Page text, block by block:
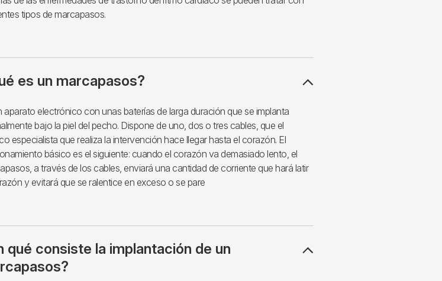
tipos de marcapasos.
es un marcapasos?
aparato electrónico con unas baterías de larga duración que se implanta
bajo la piel del pecho. Dispone de uno, dos o tres cables, que el
especialista que realiza la intervención hace llegar hasta el corazón. El
básico es el siguiente: cuando el corazón va demasiado lento, el
a través de los cables, enviará una cantidad de corriente que hará latir
y evitará que se ralentice en exceso o se pare
qué consiste la implantación de un